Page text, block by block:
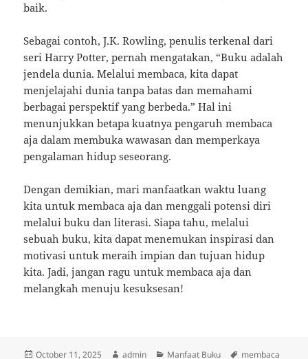
baik.
Sebagai contoh, J.K. Rowling, penulis terkenal dari
seri Harry Potter, pernah mengatakan, “Buku adalah
jendela dunia. Melalui membaca, kita dapat
menjelajahi dunia tanpa batas dan memahami
berbagai perspektif yang berbeda.” Hal ini
menunjukkan betapa kuatnya pengaruh membaca
aja dalam membuka wawasan dan memperkaya
pengalaman hidup seseorang.
Dengan demikian, mari manfaatkan waktu luang
kita untuk membaca aja dan menggali potensi diri
melalui buku dan literasi. Siapa tahu, melalui
sebuah buku, kita dapat menemukan inspirasi dan
motivasi untuk meraih impian dan tujuan hidup
kita. Jadi, jangan ragu untuk membaca aja dan
melangkah menuju kesuksesan!
Posted
October 11, 2025 Author
admin Categories
Manfaat Buku Tags
membaca